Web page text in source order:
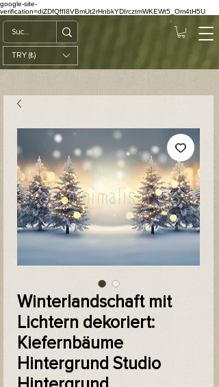
google-site-
verification=diZDfQffI8VBmUt2rHnbkYDIrcztmWKEWt5_Om4tH5U
TRY (₺)
Winterlandschaft mit
Lichtern dekoriert:
Kiefernbäume
Hintergrund Studio